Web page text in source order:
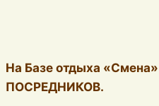
На Базе отдыха
ПОСРЕДНИКОВ.